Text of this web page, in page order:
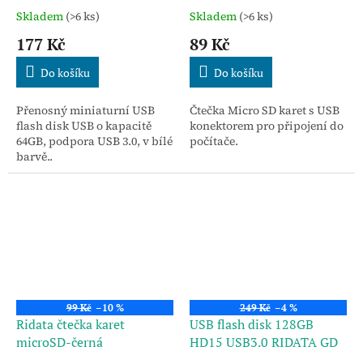
Skladem (>6 ks)
177 Kč
Do košíku
Přenosný miniaturní USB
flash disk USB o kapacitě
64GB, podpora USB 3.0, v bílé
barvě..
Skladem (>6 ks)
89 Kč
Do košíku
Čtečka Micro SD karet s USB
konektorem pro připojení do
počítače.
99 Kč –10 %
Ridata čtečka karet
microSD-černá
249 Kč –4 %
USB flash disk 128GB
HD15 USB3.0 RIDATA GD